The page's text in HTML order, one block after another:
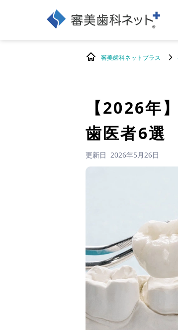
審美歯科ネットプラス
【2026年
歯医者6選
更新日 2026年5月26日